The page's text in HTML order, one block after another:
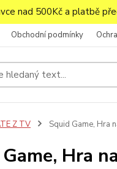
nad 500Kč a platbě
Obchodní podmínky
Z TV Squid Game, Hra
Hra